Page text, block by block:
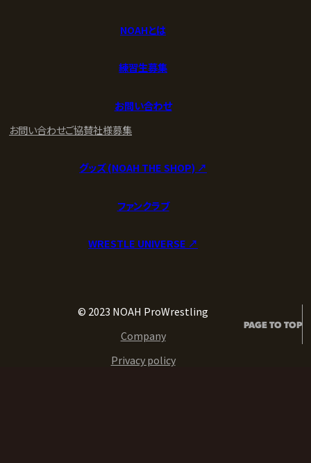
NOAHとは
練習生募集
お問い合わせ
お問い合わせご協賛社様募集
グッズ (NOAH THE SHOP) ↗︎
ファンクラブ
WRESTLE UNIVERSE ↗︎
© 2023 NOAH ProWrestling
Company
Privacy policy
PAGE TO TOP